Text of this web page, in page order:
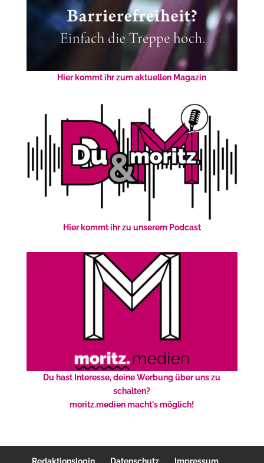
Hier kommt ihr zum aktuellen Magazin
Hier kommt ihr zu unserem Podcast
Du hast Interesse, deine Werbung über uns zu
schalten?
moritz.medien macht's möglich!